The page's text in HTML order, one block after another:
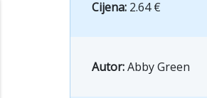
Cijena: 2.64 €
Autor:Abby Green